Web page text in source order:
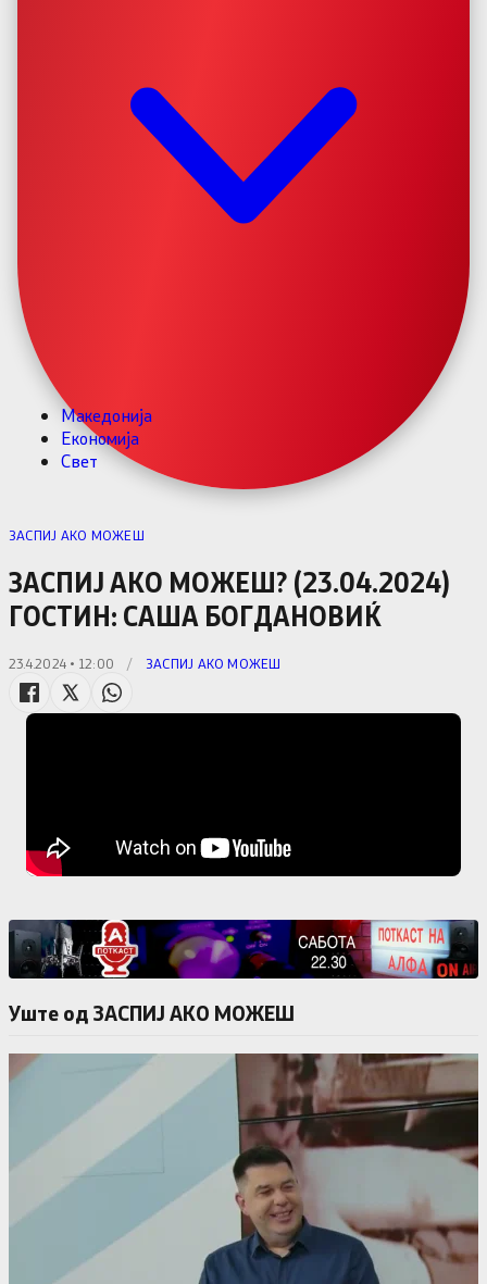
Македонија
Економија
Свет
ЗАСПИЈ АКО МОЖЕШ
ЗАСПИЈ АКО МОЖЕШ? (23.04.2024)
ГОСТИН: САША БОГДАНОВИЌ
23.4.2024 • 12:00 / ЗАСПИЈ АКО МОЖЕШ
Уште од ЗАСПИЈ АКО МОЖЕШ